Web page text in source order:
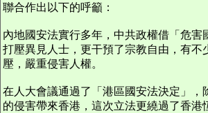
聯合作出以下的呼籲：
內地國安法實行多年，中共政權借「危害
打壓異見人士，更干預了宗教自由，有不
壓，嚴重侵害人權。
在人大會議通過了「港區國安法決定」，
的侵害帶來香港，這次立法更繞過了香港